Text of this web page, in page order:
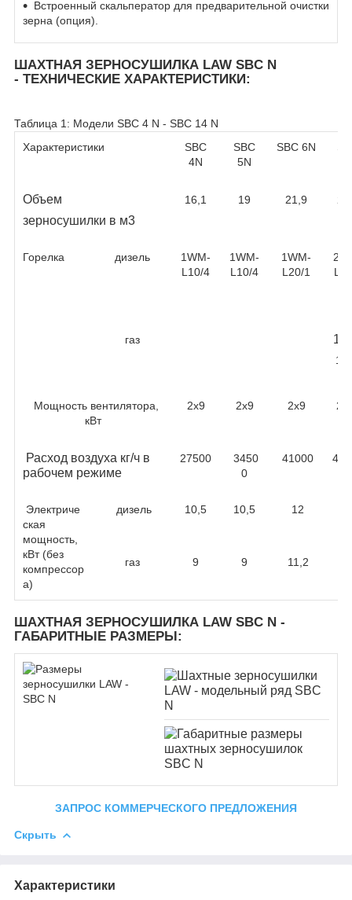
Встроенный скальператор для предварительной очистки
зерна (опция).
ШАХТНАЯ ЗЕРНОСУШИЛКА LAW SBC N
- ТЕХНИЧЕСКИЕ ХАРАКТЕРИСТИКИ:
Таблица 1: Модели SBC 4 N - SBC 14 N
Характеристики
SBC
4N
SBC
5N
SBC 6N
Объем
зерносушилки в м3
16,1 19 21,9
Горелка дизель
1WM-
L10/4
1WM-
L10/4
1WM-
L20/1
газ
Мощность вентилятора,
кВт
2x9 2x9 2x9
Расход воздуха кг/ч в
рабочем режиме
27500
3450
0
41000
Электриче
ская
мощность,
кВт (без
компрессор
а)
дизель 10,5 10,5 12
газ 9 9 11,2
ШАХТНАЯ ЗЕРНОСУШИЛКА LAW SBC N -
ГАБАРИТНЫЕ РАЗМЕРЫ :
ЗАПРОС КОММЕРЧЕСКОГО ПРЕДЛОЖЕНИЯ
Скрыть
Характеристики